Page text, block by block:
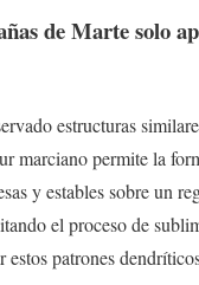
de Marte solo
estructuras
marciano permite la
y estables sobre un
el proceso de
estos patrones